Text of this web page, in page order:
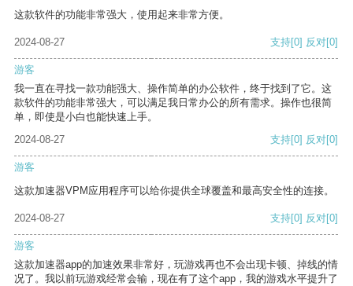
这款软件的功能非常强大，使用起来非常方便。
2024-08-27 支持[0] 反对[0]
游客
我一直在寻找一款功能强大、操作简单的办公软件，终于找到了它。这
款软件的功能非常强大，可以满足我日常办公的所有需求。操作也很简
单，即使是小白也能快速上手。
2024-08-27
支持[0] 反对[0]
游客
这款加速器VPM应用程序可以给你提供全球覆盖和最高安全性的连接。
2024-08-27 支持[0] 反对[0]
游客
这款加速器app的加速效果非常好，玩游戏再也不会出现卡顿、掉线的情
况了。我以前玩游戏经常会输，现在有了这个app，我的游戏水平提升了